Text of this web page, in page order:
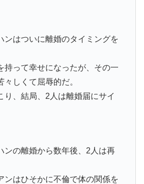
ンはついに離婚のタイミングを
持って幸せになったが、その一
しくて屈辱的だ。
り、結局、2人は離婚届にサイ
ンの離婚から数年後、2人は再
ンはひそかに不倫で体の関係を